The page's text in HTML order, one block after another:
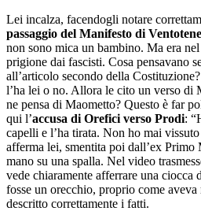
Lei incalza, facendogli notare
passaggio del Manifesto di Ventotene
non sono mica un bambino. Ma era
prigione dai fascisti. Cosa pensavano
all’articolo secondo della
l’ha lei o no. Allora le cito un verso di
ne pensa di Maometto? Questo è far
qui l’accusa di Orefici verso Prodi:
capelli e l’ha tirata. Non ho mai
afferma lei, smentita poi dall’ex Primo
mano su una spalla. Nel video
vede chiaramente afferrare una ciocca
fosse un orecchio, proprio come
descritto correttamente i fatti.